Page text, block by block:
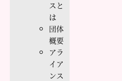
スと
は
団体
概要
アラ
イア
ンス